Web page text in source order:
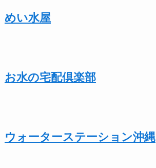
めい水屋
お水の宅配倶楽部
ウォーターステーション沖縄